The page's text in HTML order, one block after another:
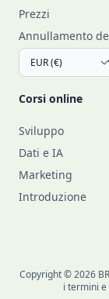
Prezzi
Annullamento
Corsi online
Sviluppo
Dati e IA
Marketing
Introduzione
Copyright © 2026
i termini